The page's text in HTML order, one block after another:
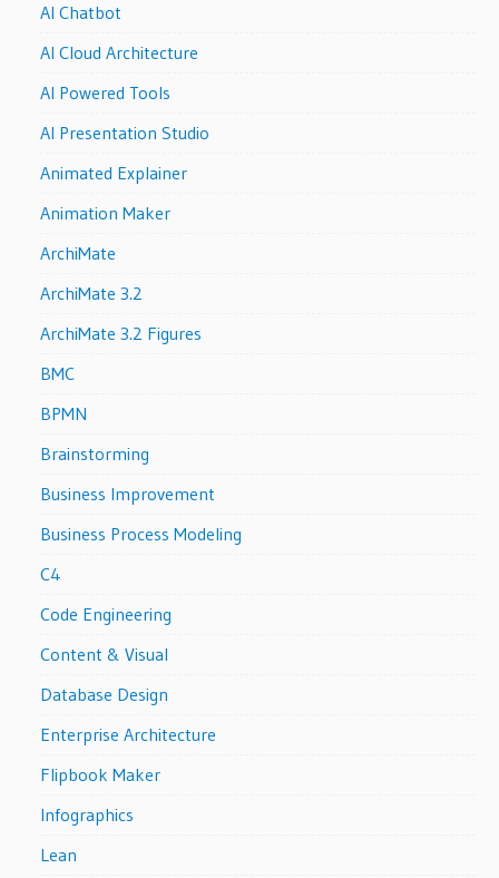
AI Chatbot
AI Cloud Architecture
AI Powered Tools
AI Presentation Studio
Animated Explainer
Animation Maker
ArchiMate
ArchiMate 3.2
ArchiMate 3.2 Figures
BMC
BPMN
Brainstorming
Business Improvement
Business Process Modeling
C4
Code Engineering
Content & Visual
Database Design
Enterprise Architecture
Flipbook Maker
Infographics
Lean